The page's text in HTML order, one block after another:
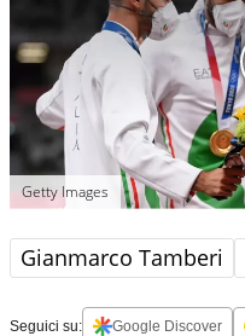
Getty Images
Gianmarco Tamberi
Seguici su: Google Discover